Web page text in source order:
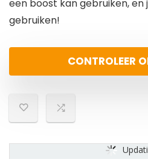
een boost kan gebruiken, en
gebruiken!
CONTROLEER